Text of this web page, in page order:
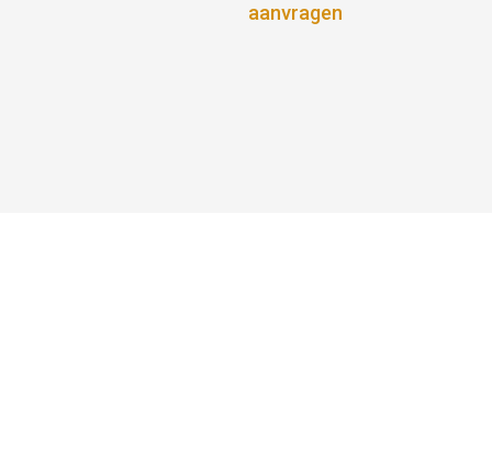
aanvragen